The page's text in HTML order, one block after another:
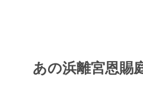
あの浜離宮恩賜